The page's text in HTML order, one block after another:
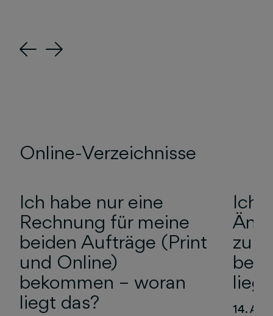
Previous
Next
Online-Verzeichnisse
Ich habe nur eine
Rechnung für meine
beiden Aufträge (Print
und Online)
bekommen – woran
liegt das?
Ich
zu
14.